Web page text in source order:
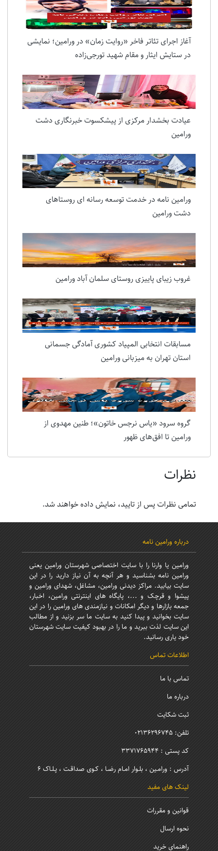
آغاز اجرای تئاتر فاخر «روایت زمان» در ورامین؛ نمایشی
در ستایش ایثار و مقام شهید تورجی‌زاده
عیادت بخشدار مرکزی از پیشکسوت خبرنگاری دشت
ورامین
ورامین نامه در خدمت توسعه رسانه ای روستاهای
دشت ورامین
غروب زیبای پاییزی روستای سلمان آباد ورامین
مسابقات انتخابی المپیاد کشوری آمادگی جسمانی
استان تهران به میزبانی ورامین
گروه سرود «یاس نرجس خاتون»؛ طنین مهدوی از
ورامین تا افق‌های ظهور
نظرات
تمامی نظرات پس از تایید، نمایش داده خواهند شد.
درباره ورامین نامه
ورامین یا وارنا را با سایت اختصاصی شهرستان ورامین یعنی
ورامین نامه بشناسید و هر آنچه به آن نیاز دارید را در این
سایت بیابید. مراکز دیدنی ورامین، مشاغل، شهدای ورامین و
پیشوا و قرچک و ...، پایگاه های اینترنتی ورامین، اخبار،
جمعه بازارها و دیگر امکانات و نیازمندی های ورامین را در این
سایت بخوانید و پیدا کنید به سایت ما سر بزنید و از مطالب
این سایت لذت ببرید و ما را در بهبود کیفیت سایت شهرستان
خود یاری رسانید.
اطلاعات تماس
تماس با ما
درباره ما
ثبت شکایت
تلفن: 02136296745
کد پستی : 3371765944
آدرس : ورامـین ، بلـوار امـام رضـا ، کـوی صداقـت ، پـلـاک 6
لینک های مفید
قوانین و مقررات
نحوه ارسال
راهنمای خرید